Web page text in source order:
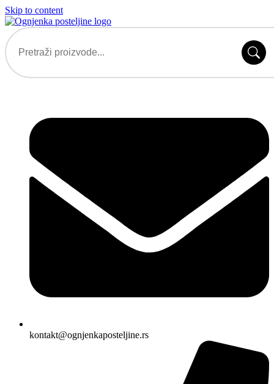
Skip to content
kontakt@ognjenkaposteljine.rs